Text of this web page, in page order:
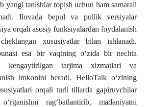
yangi tanishlar topish uchun ham samarali
Ilovada bepul va pullik versiyalar
orqali asosiy funksiyalardan foydalanish
xususiyatlar bilan ishlanadi.
esa bir vaqtning o‘zida bir nechta
kengaytirilgan tarjima xizmatlari va
imkonini beradi. HelloTalk o‘zining
orqali turli tillarda gapiruvchilar
rag‘batlantirib, madaniyatni